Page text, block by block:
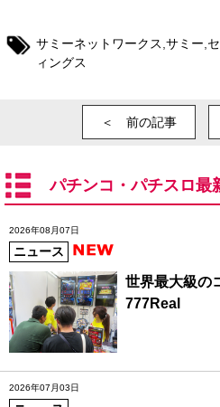
サミーネットワークス,サミー,
ィングス
＜ 前の記事
パチンコ・パチスロ最
2026年08月07日
ニュース
世界最大級の
777Real
2026年07月03日